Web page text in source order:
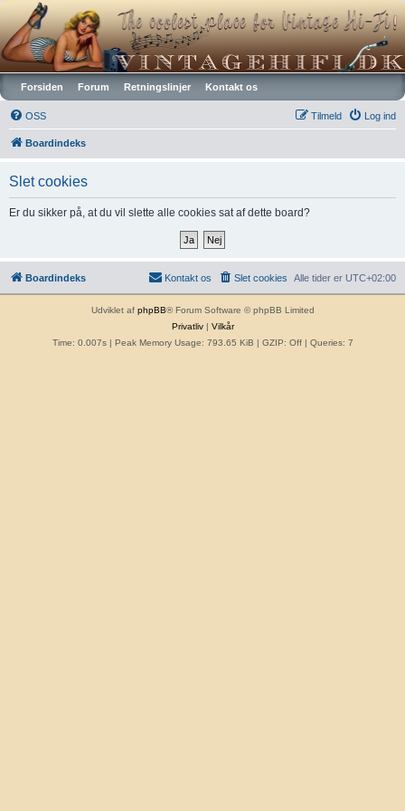
Vintagehifi.dk
Forsiden Forum Retningslinjer Kontakt os
OSS Log ind
Tilmeld
Boardindeks
Slet cookies
Er du sikker på, at du vil slette alle cookies sat af dette board?
Boardindeks Alle tider er UTC+02:00
Slet cookies
Kontakt os
Udviklet af phpBB® Forum Software © phpBB Limited
Privatliv| Vilkår
Time: 0.007s| Peak Memory Usage: 793.65 KiB | GZIP: Off | Queries: 7